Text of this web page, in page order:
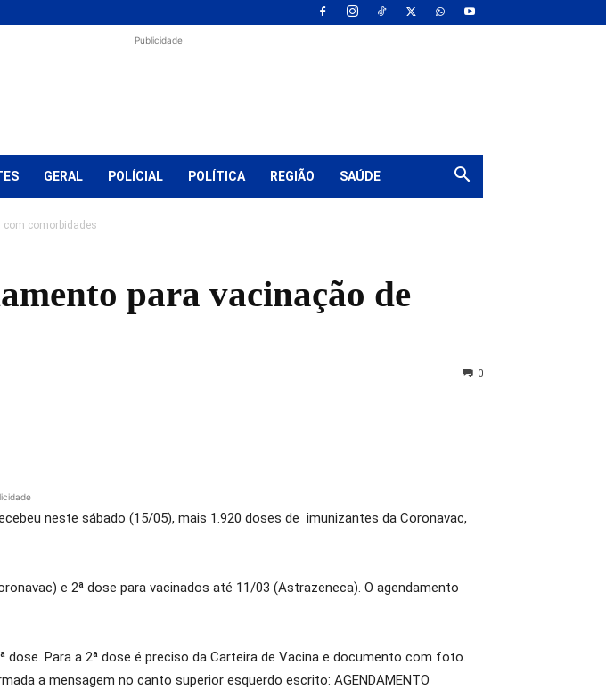
Publicidade
GERAL POLÍCIAL POLÍTICA REGIÃO SAÚDE
com comorbidades
para vacinação de
0
neste sábado (15/05), mais 1.920 doses de imunizantes da Coronavac,
e 2ª dose para vacinados até 11/03 (Astrazeneca). O agendamento
Para a 2ª dose é preciso da Carteira de Vacina e documento com foto.
a mensagem no canto superior esquerdo escrito: AGENDAMENTO